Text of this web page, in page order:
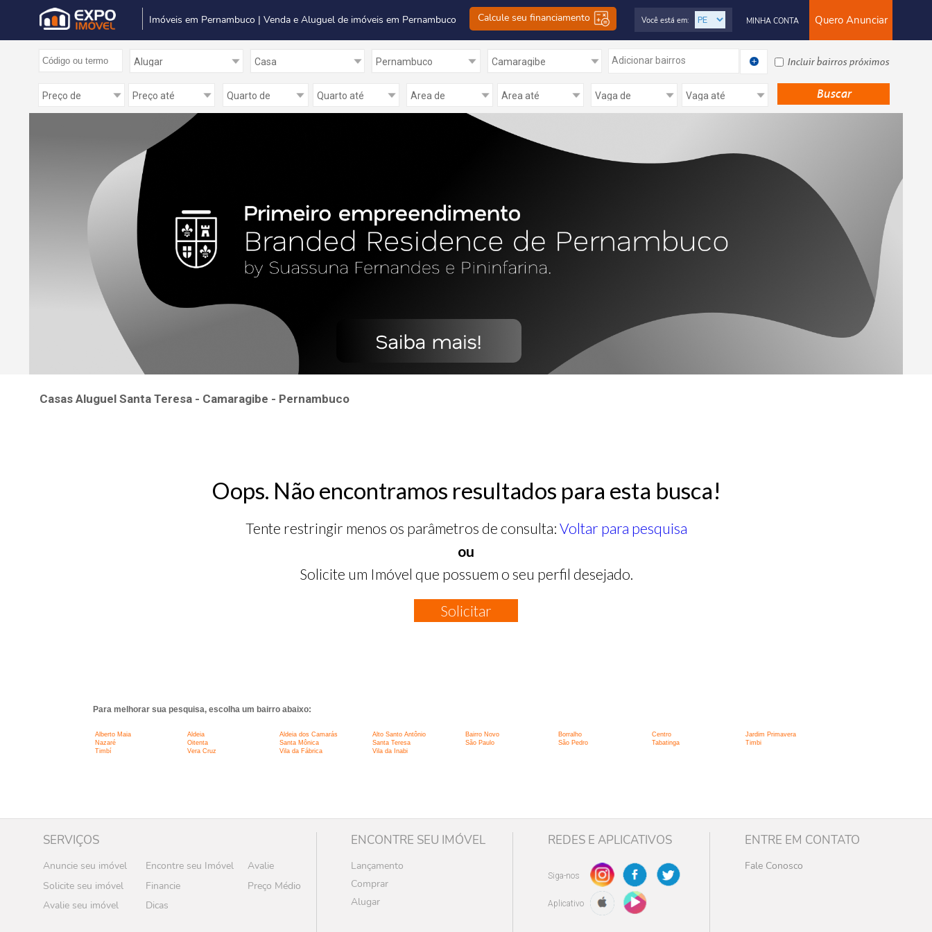
Imóveis em Pernambuco | Venda e Aluguel de imóveis em Pernambuco Calcule seu financiamento Quero Anunciar
MINHA CONTA
Você está em:
Adicionar bairros Incluir bairros próximos
Casas Aluguel Santa Teresa - Camaragibe - Pernambuco
Oops. Não encontramos resultados para esta busca!
Tente restringir menos os parâmetros de consulta: Voltar para pesquisa
ou
Solicite um Imóvel que possuem o seu perfil desejado.
Solicitar
Para melhorar sua pesquisa, escolha um bairro abaixo:
Alberto Maia Aldeia Aldeia dos Camarás Alto Santo Antônio Bairro Novo Borralho Centro
Jardim Primavera
Nazaré
Oitenta Santa Mônica Santa Teresa São Paulo São Pedro Tabatinga
Timbi
Timbí
Vera Cruz Vila da Fábrica Vila da Inabi
SERVIÇOS
Anuncie seu imóvel Encontre seu Imóvel
Avalie
Solicite seu imóvel
Financie
Preço Médio
Avalie seu imóvel
Dicas
ENCONTRE SEU IMÓVEL
Lançamento
Comprar
Alugar
REDES E APLICATIVOS
Siga-nos
Aplicativo
ENTRE EM CONTATO
Fale Conosco